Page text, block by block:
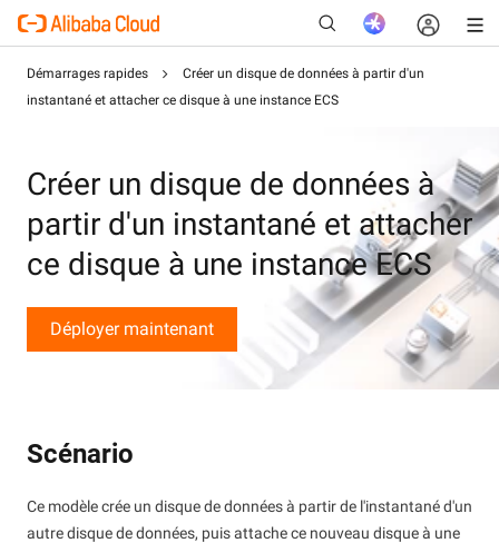
Démarrages rapides
Créer un disque de données à partir d'un
instantané et attacher ce disque à une instance ECS
Créer un disque de données à
partir d'un instantané et attacher
ce disque à une instance ECS
Déployer maintenant
Scénario
Ce modèle crée un disque de données à partir de l'instantané d'un
autre disque de données, puis attache ce nouveau disque à une